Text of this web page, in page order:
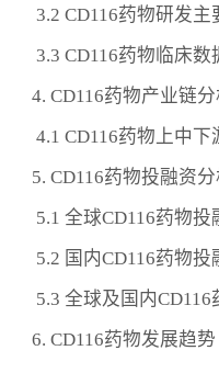
3.2 CD116药物研发
3.3 CD116药物临床数
4. CD116药物产业链分
4.1 CD116药物上中下
5. CD116药物投融资分
5.1 全球CD116药物
5.2 国内CD116药物
5.3 全球及国内
6. CD116药物发展趋势